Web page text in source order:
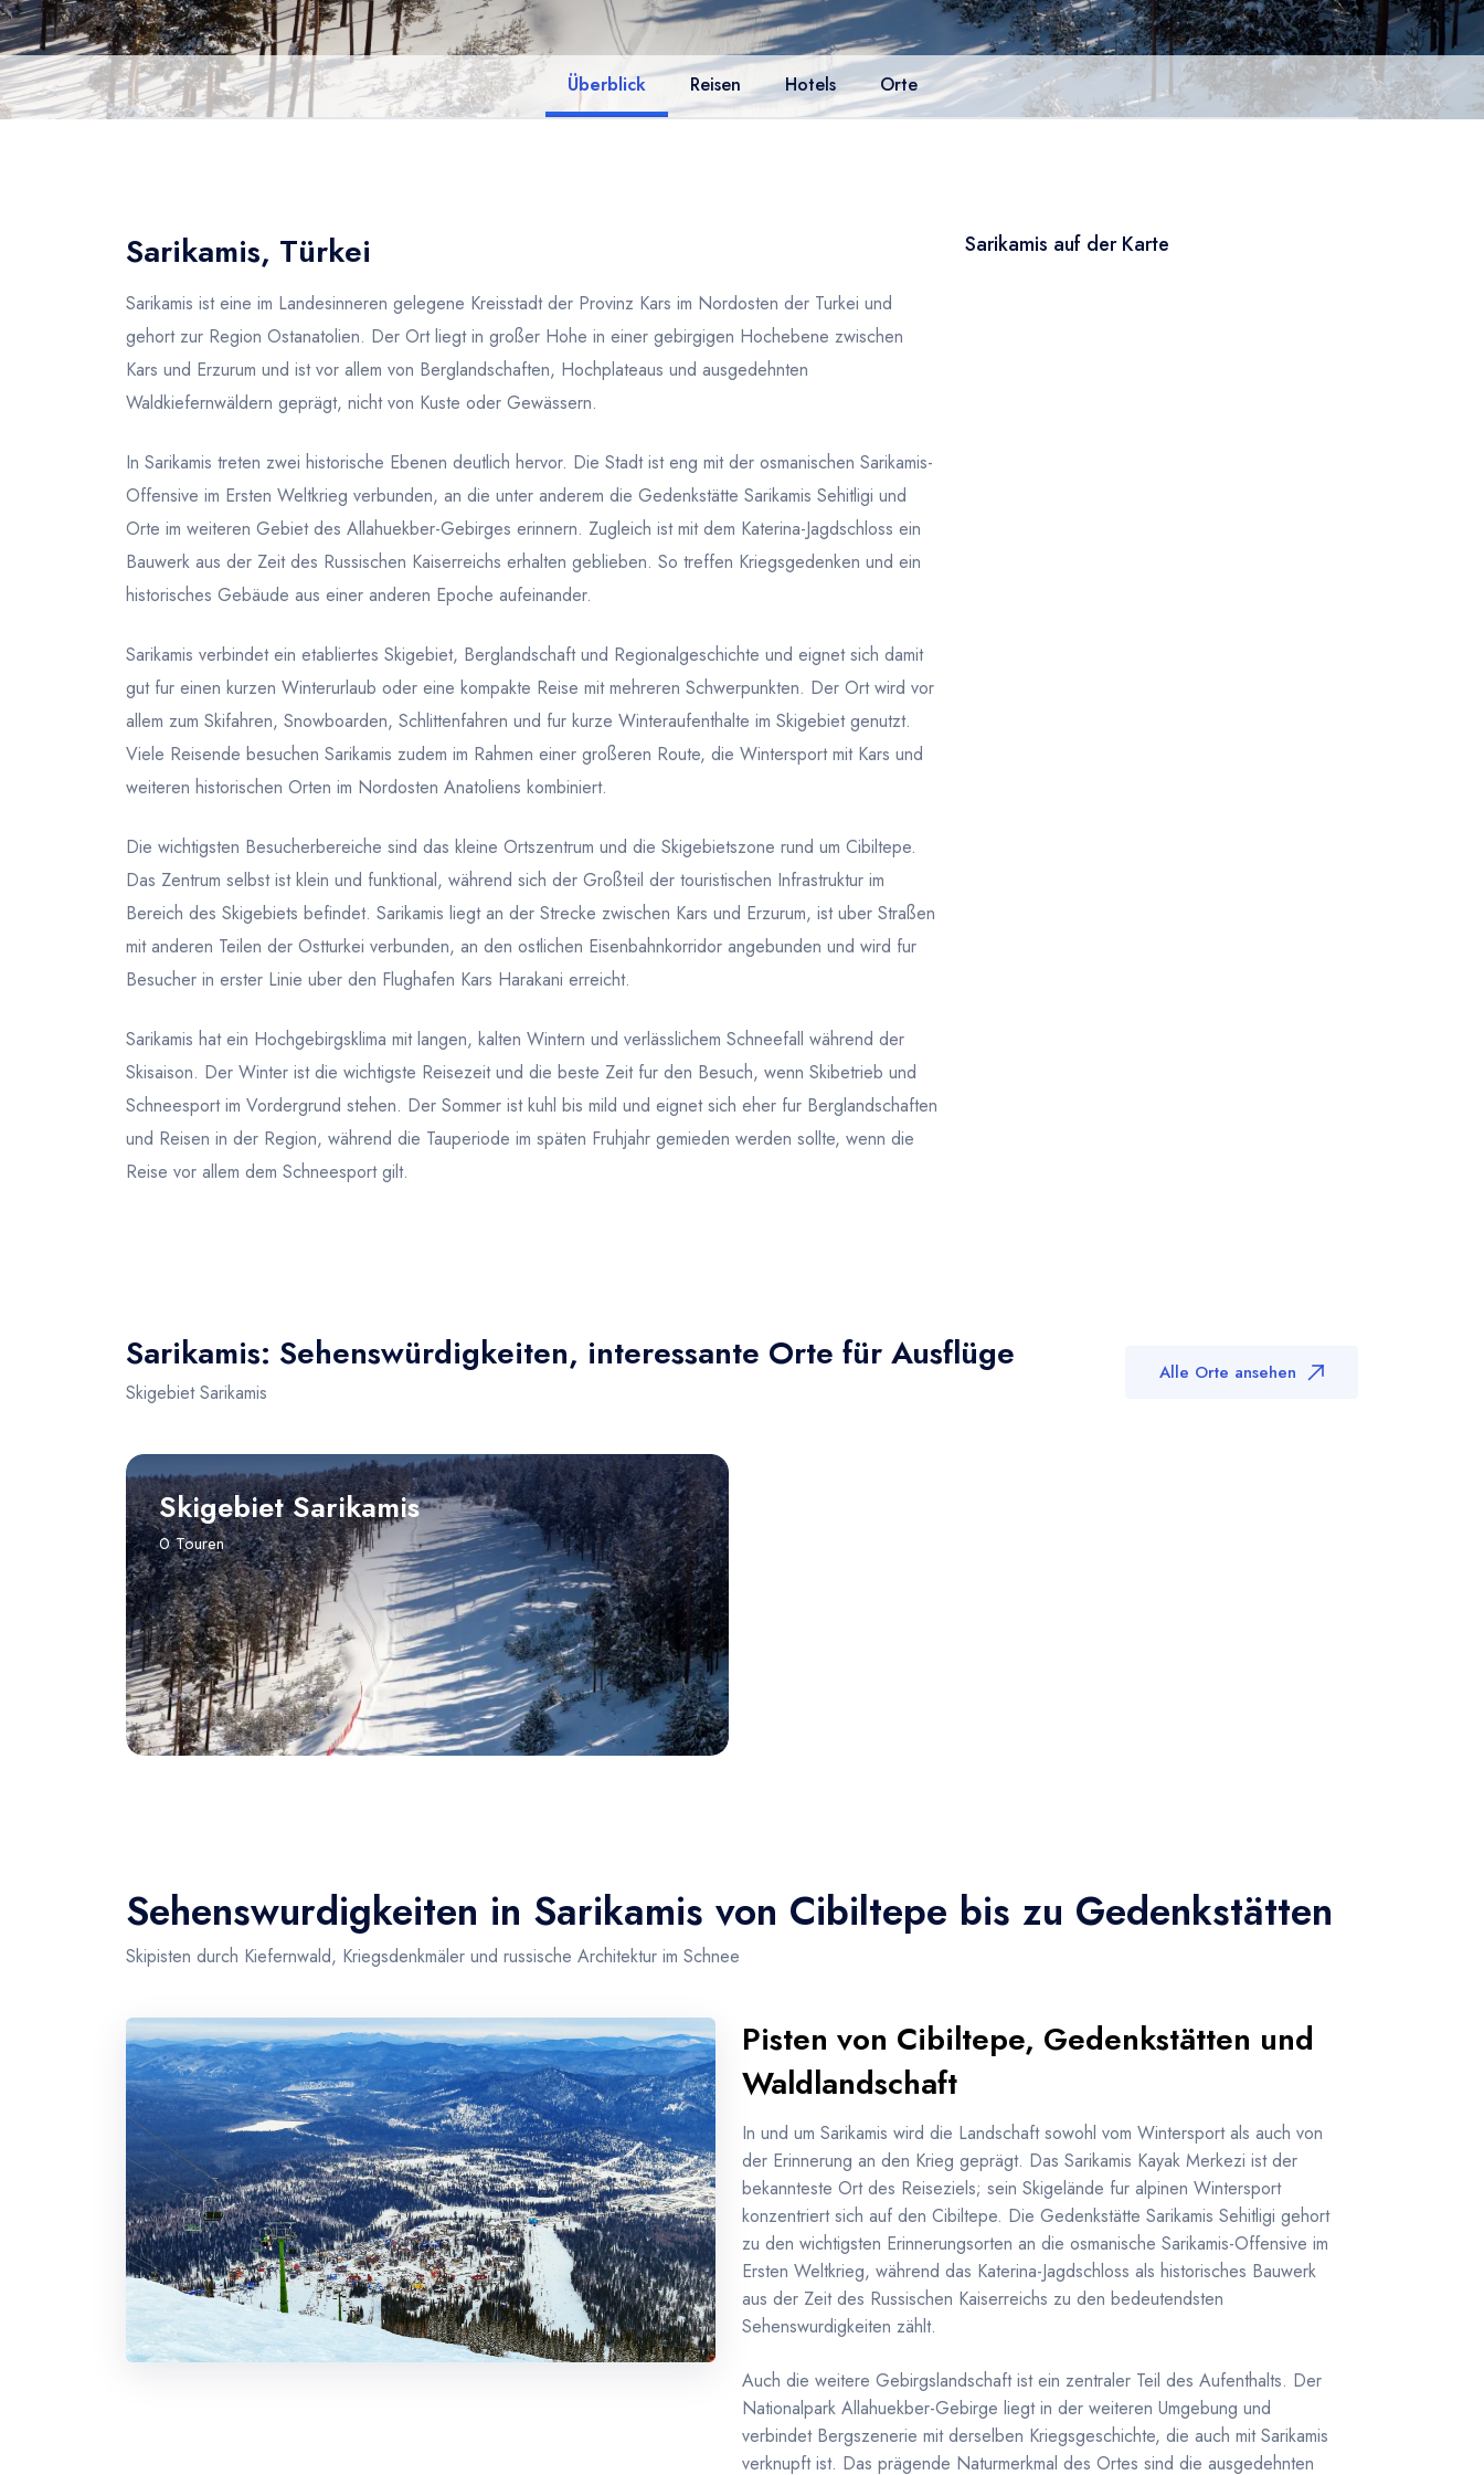
Überblick Reisen Hotels Orte
Sarikamis, Türkei
Sarikamis ist eine im Landesinneren gelegene Kreisstadt der Provinz Kars im Nordosten der Turkei und
gehort zur Region Ostanatolien. Der Ort liegt in großer Hohe in einer gebirgigen Hochebene zwischen
Kars und Erzurum und ist vor allem von Berglandschaften, Hochplateaus und ausgedehnten
Waldkiefernwäldern geprägt, nicht von Kuste oder Gewässern.
In Sarikamis treten zwei historische Ebenen deutlich hervor. Die Stadt ist eng mit der osmanischen Sarikamis-
Offensive im Ersten Weltkrieg verbunden, an die unter anderem die Gedenkstätte Sarikamis Sehitligi und
Orte im weiteren Gebiet des Allahuekber-Gebirges erinnern. Zugleich ist mit dem Katerina-Jagdschloss ein
Bauwerk aus der Zeit des Russischen Kaiserreichs erhalten geblieben. So treffen Kriegsgedenken und ein
historisches Gebäude aus einer anderen Epoche aufeinander.
Sarikamis verbindet ein etabliertes Skigebiet, Berglandschaft und Regionalgeschichte und eignet sich damit
gut fur einen kurzen Winterurlaub oder eine kompakte Reise mit mehreren Schwerpunkten. Der Ort wird vor
allem zum Skifahren, Snowboarden, Schlittenfahren und fur kurze Winteraufenthalte im Skigebiet genutzt.
Viele Reisende besuchen Sarikamis zudem im Rahmen einer großeren Route, die Wintersport mit Kars und
weiteren historischen Orten im Nordosten Anatoliens kombiniert.
Die wichtigsten Besucherbereiche sind das kleine Ortszentrum und die Skigebietszone rund um Cibiltepe.
Das Zentrum selbst ist klein und funktional, während sich der Großteil der touristischen Infrastruktur im
Bereich des Skigebiets befindet. Sarikamis liegt an der Strecke zwischen Kars und Erzurum, ist uber Straßen
mit anderen Teilen der Ostturkei verbunden, an den ostlichen Eisenbahnkorridor angebunden und wird fur
Besucher in erster Linie uber den Flughafen Kars Harakani erreicht.
Sarikamis hat ein Hochgebirgsklima mit langen, kalten Wintern und verlässlichem Schneefall während der
Skisaison. Der Winter ist die wichtigste Reisezeit und die beste Zeit fur den Besuch, wenn Skibetrieb und
Schneesport im Vordergrund stehen. Der Sommer ist kuhl bis mild und eignet sich eher fur Berglandschaften
und Reisen in der Region, während die Tauperiode im späten Fruhjahr gemieden werden sollte, wenn die
Reise vor allem dem Schneesport gilt.
Sarikamis auf der Karte
Sarikamis: Sehenswürdigkeiten, interessante Orte für Ausflüge
Skigebiet Sarikamis
Alle Orte ansehen
Skigebiet Sarikamis
0 Touren
Sehenswurdigkeiten in Sarikamis von Cibiltepe bis zu Gedenkstätten
Skipisten durch Kiefernwald, Kriegsdenkmäler und russische Architektur im Schnee
Pisten von Cibiltepe, Gedenkstätten und
Waldlandschaft
In und um Sarikamis wird die Landschaft sowohl vom Wintersport als auch von
der Erinnerung an den Krieg geprägt. Das Sarikamis Kayak Merkezi ist der
bekannteste Ort des Reiseziels; sein Skigelände fur alpinen Wintersport
konzentriert sich auf den Cibiltepe. Die Gedenkstätte Sarikamis Sehitligi gehort
zu den wichtigsten Erinnerungsorten an die osmanische Sarikamis-Offensive im
Ersten Weltkrieg, während das Katerina-Jagdschloss als historisches Bauwerk
aus der Zeit des Russischen Kaiserreichs zu den bedeutendsten
Sehenswurdigkeiten zählt.
Auch die weitere Gebirgslandschaft ist ein zentraler Teil des Aufenthalts. Der
Nationalpark Allahuekber-Gebirge liegt in der weiteren Umgebung und
verbindet Bergszenerie mit derselben Kriegsgeschichte, die auch mit Sarikamis
verknupft ist. Das prägende Naturmerkmal des Ortes sind die ausgedehnten